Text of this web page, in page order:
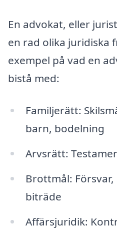
En advokat, eller
en rad olika juridiska
exempel på vad en
bistå med:
Familjerätt:
barn, bodelning
Arvsrätt:
Brottmål:
biträde
Affärsjuridik: